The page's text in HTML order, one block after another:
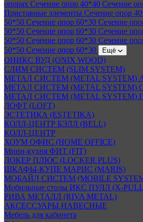
опорах Сечение опор 40*40 Сечение
Приставные элементы Сечение опор
50*50 Сечение опор 60*30 Сечение
50*50 Сечение опор 60*30 Сечение
50*50 Сечение опор 60*30 Сечение
50*50 Сечение опор 60*30 Ещё
ОНИКС ВУД (ONIX WOOD)
СЛИМ СИСТЕМ (SLIM SYSTEM)
МЕТАЛ СИСТЕМ (METAL SYSTEM)
МЕТАЛ СИСТЕМ (METAL SYSTEM)
МЕТАЛ СИСТЕМ (METAL SYSTEM)
ЛОФТ (LOFT)
ЭСТЕТИКА (ESTETIKA)
КОЛЛ-ЦЕНТР БЭЛЛ (BELL)
КОЛЛ-ЦЕНТР
ХОУМ ОФИС (HOME OFFICE)
Мини-кухня ФИТ (FIT)
ЛОКЕР ПЛЮС (LOCKER PLUS)
ШКАФЫ-КУПЕ МАРИС (MARIS)
МОБАЙЛ СИСТЕМ (MOBILE
Мобильные столы ИКС ПУЛЛ (X-
РИВА МЕТАЛЛ (RIVA METAL)
АКСЕССУАРЫ НАВЕСНЫЕ
Мебель для кабинета